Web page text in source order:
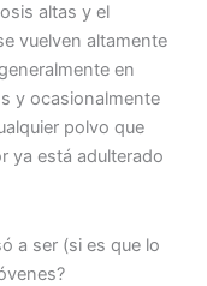
altas y el
vuelven altamente
en
y ocasionalmente
polvo que
ya está adulterado
a ser (si es que lo